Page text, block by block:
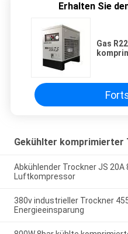
Erhalten Sie
Gas
Gekühlter komprimierter
Abkühlender Trockner JS
Luftkompressor
380v industrieller Trockner
Energieeinsparung